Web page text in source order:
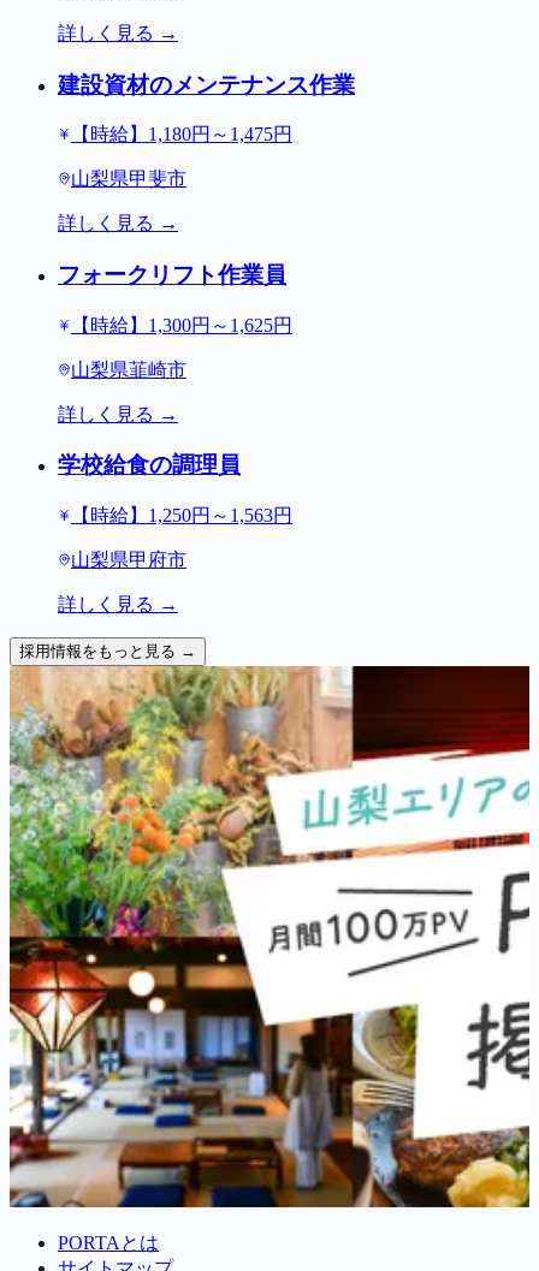
詳しく見る →
建設資材のメンテナンス作業
【時給】1,180円～1,475円
山梨県甲斐市
詳しく見る →
フォークリフト作業員
【時給】1,300円～1,625円
山梨県韮崎市
詳しく見る →
学校給食の調理員
【時給】1,250円～1,563円
山梨県甲府市
詳しく見る →
採用情報をもっと見る →
PORTAとは